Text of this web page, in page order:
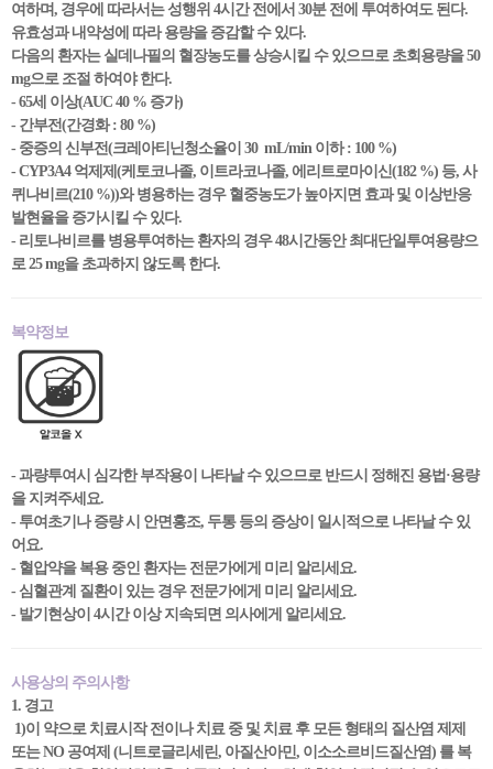
여하며, 경우에 따라서는 성행위 4시간 전에서 30분 전에 투여하여도 된다.
유효성과 내약성에 따라 용량을 증감할 수 있다.
다음의 환자는 실데나필의 혈장농도를 상승시킬 수 있으므로 초회용량을 50
mg으로 조절 하여야 한다.
- 65세 이상(AUC 40 % 증가)
- 간부전(간경화 : 80 %)
- 중증의 신부전(크레아티닌청소율이 30 mL/min 이하 : 100 %)
- CYP3A4 억제제(케토코나졸, 이트라코나졸, 에리트로마이신(182 %) 등, 사
퀴나비르(210 %))와 병용하는 경우 혈중농도가 높아지면 효과 및 이상반응
발현율을 증가시킬 수 있다.
- 리토나비르를 병용투여하는 환자의 경우 48시간동안 최대단일투여용량으
로 25 mg을 초과하지 않도록 한다.
복약정보
- 과량투여시 심각한 부작용이 나타날 수 있으므로 반드시 정해진 용법·용량
을 지켜주세요.
- 투여초기나 증량 시 안면홍조, 두통 등의 증상이 일시적으로 나타날 수 있
어요.
- 혈압약을 복용 중인 환자는 전문가에게 미리 알리세요.
- 심혈관계 질환이 있는 경우 전문가에게 미리 알리세요.
- 발기현상이 4시간 이상 지속되면 의사에게 알리세요.
사용상의 주의사항
1. 경고
1)이 약으로 치료시작 전이나 치료 중 및 치료 후 모든 형태의 질산염 제제
또는 NO 공여제 (니트로글리세린, 아질산아민, 이소소르비드질산염) 를 복